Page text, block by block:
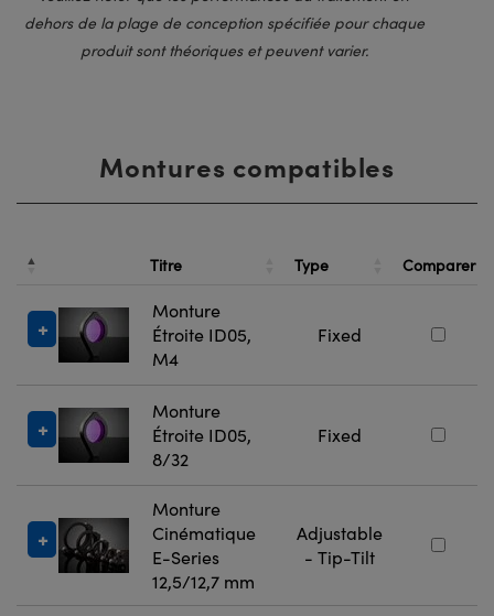
dehors de la plage de conception spécifiée pour chaque
produit sont théoriques et peuvent varier.
Montures compatibles
Titre Type Comparer
Monture
Étroite ID05,
M4
Fixed
Monture
Étroite ID05,
8/32
Fixed
Monture
Cinématique
E-Series
12,5/12,7 mm
Adjustable
- Tip-Tilt